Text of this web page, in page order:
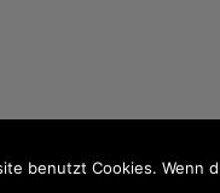
benutzt Cookies. Wenn